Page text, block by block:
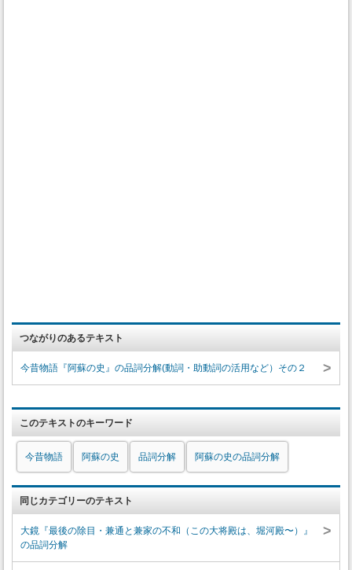
つながりのあるテキスト
今昔物語『阿蘇の史』の品詞分解(動詞・助動詞の活用など）その２ >
このテキストのキーワード
今昔物語 阿蘇の史 品詞分解 阿蘇の史の品詞分解
同じカテゴリーのテキスト
大鏡『最後の除目・兼通と兼家の不和（この大将殿は、堀河殿〜）』
の品詞分解
>